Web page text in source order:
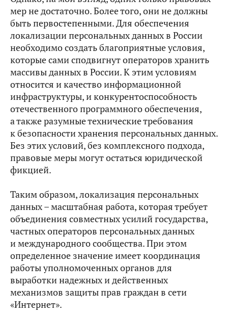
мер не достаточно. Более того, они не должны
быть первостепенными. Для обеспечения
локализации персональных данных в России
необходимо создать благоприятные условия,
которые сами сподвигнут операторов хранить
массивы данных в России. К этим условиям
относится и качество информационной
инфраструктуры, и конкурентоспособность
отечественного программного обеспечения,
а также разумные технические требования
к безопасности хранения персональных данных.
Без этих условий, без комплексного подхода,
правовые меры могут остаться юридической
фикцией.
Таким образом, локализация персональных
данных – масштабная работа, которая требует
объединения совместных усилий государства,
частных операторов персональных данных
и международного сообщества. При этом
определенное значение имеет координация
работы уполномоченных органов для
выработки надежных и действенных
механизмов защиты прав граждан в сети
«Интернет».